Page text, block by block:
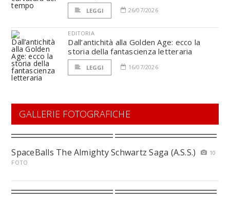
LEGGI 26/07/2026
EDITORIA
Dall’antichità alla Golden Age: ecco la
storia della fantascienza letteraria
LEGGI 16/07/2026
GALLERIE FOTOGRAFICHE
SpaceBalls The Almighty Schwartz Saga (A.S.S.)
10
FOTO